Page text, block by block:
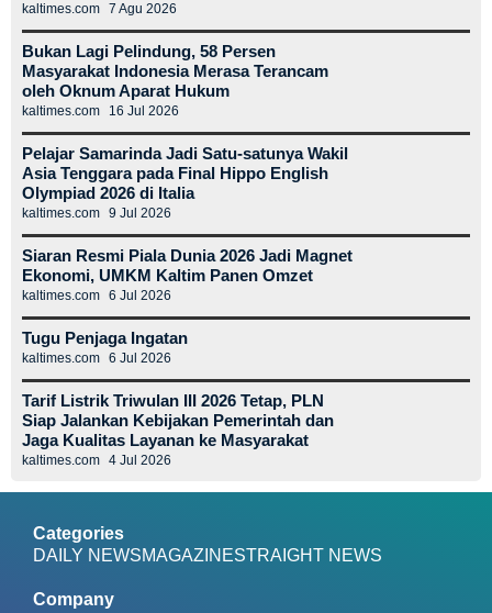
kaltimes.com 7 Agu 2026
Bukan Lagi Pelindung, 58 Persen
Masyarakat Indonesia Merasa Terancam
oleh Oknum Aparat Hukum
kaltimes.com 16 Jul 2026
Pelajar Samarinda Jadi Satu-satunya Wakil
Asia Tenggara pada Final Hippo English
Olympiad 2026 di Italia
kaltimes.com 9 Jul 2026
Siaran Resmi Piala Dunia 2026 Jadi Magnet
Ekonomi, UMKM Kaltim Panen Omzet
kaltimes.com 6 Jul 2026
Tugu Penjaga Ingatan
kaltimes.com 6 Jul 2026
Tarif Listrik Triwulan III 2026 Tetap, PLN
Siap Jalankan Kebijakan Pemerintah dan
Jaga Kualitas Layanan ke Masyarakat
kaltimes.com 4 Jul 2026
Categories
DAILY NEWSMAGAZINESTRAIGHT NEWS
Company